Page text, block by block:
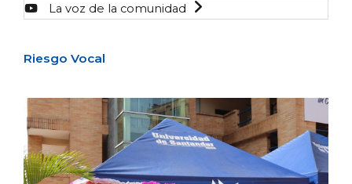
La voz de la comunidad
Riesgo Vocal